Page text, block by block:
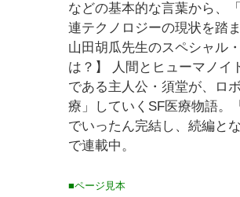
などの基本的な言葉から、
連テクノロジーの現状を踏
山田胡瓜先生のスペシャル
は？】 人間とヒューマノイ
である主人公・須堂が、ロ
療」していくSF医療物語。
でいったん完結し、続編と
で連載中。
■ページ見本